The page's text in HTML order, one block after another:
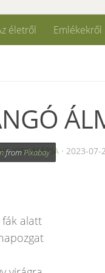
életről Emlékekről
KISS MÁRIA · 2023-07-
fromPixabay
fák alatt